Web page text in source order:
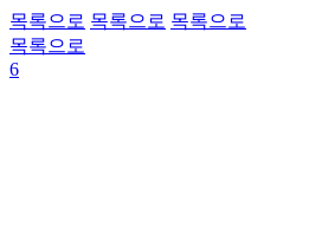
목록으로 목록으로 목록으로
목록으로
6